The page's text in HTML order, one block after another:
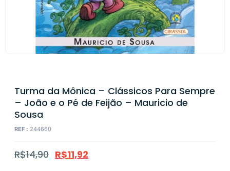
Turma da Mônica – Clássicos Para Sempre
– João e o Pé de Feijão – Mauricio de
Sousa
REF : 244660
R$14,90 R$11,92